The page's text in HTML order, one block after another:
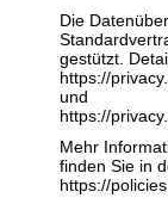
Die
gestützt.
https://
und
https://
Mehr
finden Sie in
https://